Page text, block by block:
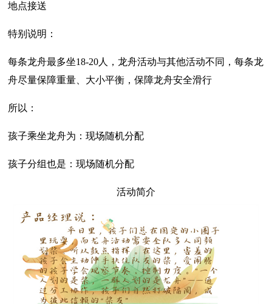
地点接送
特别说明：
每条龙舟最多坐18-20人，龙舟活动与其他活动不同，每条龙
舟尽量保障重量、大小平衡，保障龙舟安全滑行
所以：
孩子乘坐龙舟为：现场随机分配
孩子分组也是：现场随机分配
活动简介